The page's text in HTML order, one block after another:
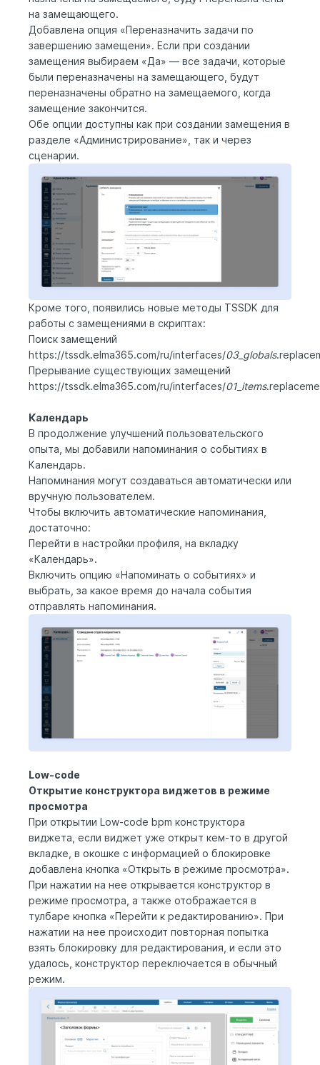
на замещающего.
Добавлена опция «Переназначить задачи по
завершению замещени». Если при создании
замещения выбираем «Да» — все задачи, которые
были переназначены на замещающего, будут
переназначены обратно на замещаемого, когда
замещение закончится.
Обе опции доступны как при создании замещения в
разделе «Администрирование», так и через
сценарии.
Кроме того, появились новые методы TSSDK для
работы с замещениями в скриптах:
Поиск замещений
https://tssdk.elma365.com/ru/interfaces/03_globals
Прерывание существующих замещений
https://tssdk.elma365.com/ru/interfaces/01_items
Календарь
В продолжение улучшений пользовательского
опыта, мы добавили напоминания о событиях в
Календарь.
Напоминания могут создаваться автоматически или
вручную пользователем.
Чтобы включить автоматические напоминания,
достаточно:
Перейти в настройки профиля, на вкладку
«Календарь».
Включить опцию «Напоминать о событиях» и
выбрать, за какое время до начала события
отправлять напоминания.
Low-code
Открытие конструктора виджетов в режиме
просмотра
При открытии Low-code bpm конструктора
виджета, если виджет уже открыт кем-то в другой
вкладке, в окошке с информацией о блокировке
добавлена кнопка «Открыть в режиме просмотра».
При нажатии на нее открывается конструктор в
режиме просмотра, а также отображается в
тулбаре кнопка «Перейти к редактированию». При
нажатии на нее происходит повторная попытка
взять блокировку для редактирования, и если это
удалось, конструктор переключается в обычный
режим.